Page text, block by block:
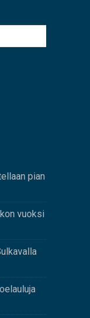
pian
vuoksi